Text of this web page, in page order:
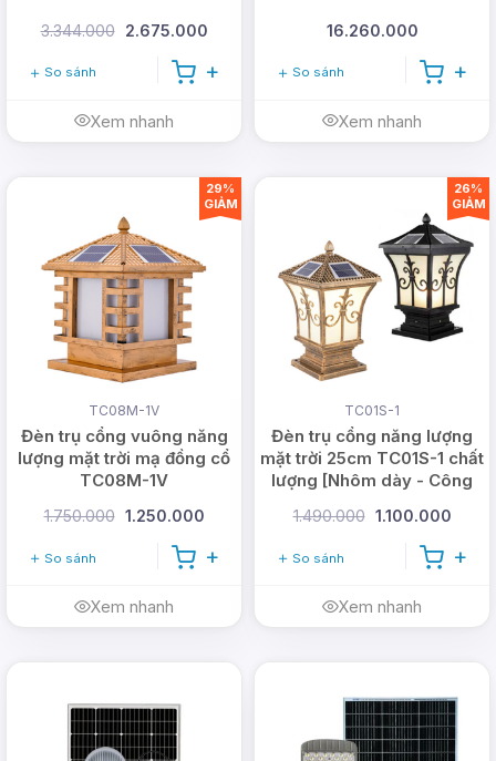
3.344.000 2.675.000
So sánh
Xem nhanh
16.260.000
So sánh
Xem nhanh
TC08M-1V
Đèn trụ cổng vuông năng
lượng mặt trời mạ đồng cổ
TC08M-1V
1.750.000 1.250.000
So sánh
Xem nhanh
29%
GIẢM
TC01S-1
Đèn trụ cổng năng lượng
mặt trời 25cm TC01S-1 chất
lượng [Nhôm dày - Công
1.490.000 1.100.000
So sánh
Xem nhanh
26%
GIẢM